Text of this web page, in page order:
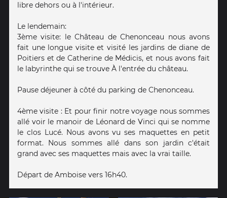
libre dehors ou à l'intérieur.
Le lendemain:
3ème visite: le Château de Chenonceau nous avons
fait une longue visite et visité les jardins de diane de
Poitiers et de Catherine de Médicis, et nous avons fait
le labyrinthe qui se trouve À l'entrée du château.
Pause déjeuner à côté du parking de Chenonceau.
4ème visite : Et pour finir notre voyage nous sommes
allé voir le manoir de Léonard de Vinci qui se nomme
le clos Lucé. Nous avons vu ses maquettes en petit
format. Nous sommes allé dans son jardin c'était
grand avec ses maquettes mais avec la vrai taille.
Départ de Amboise vers 16h40.